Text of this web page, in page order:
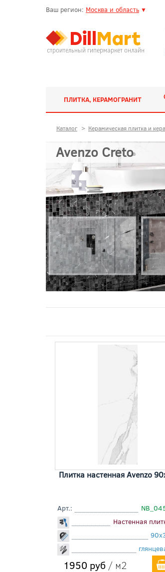
Ваш регион: Москва и область ▼
строительный гипермаркет онлайн
ПЛИТКА, КЕРАМОГРАНИТ
Каталог > Керамическая плитка и
Avenzo Creto
Плитка настенная Avenzo
Арт.:
Настенная
1950 руб / м2